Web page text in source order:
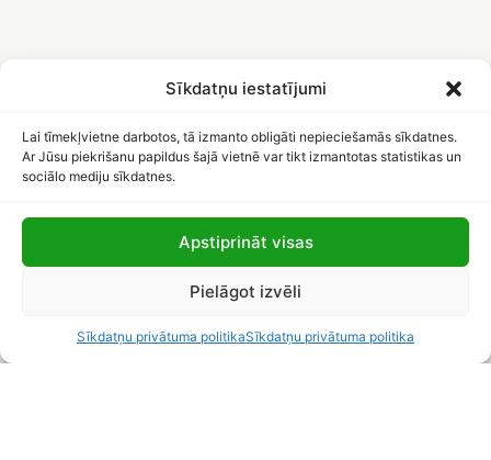
Sīkdatņu iestatījumi
Lai tīmekļvietne darbotos, tā izmanto obligāti nepieciešamās sīkdatnes.
Ar Jūsu piekrišanu papildus šajā vietnē var tikt izmantotas statistikas un
sociālo mediju sīkdatnes.
Apstiprināt visas
Pielāgot izvēli
Sīkdatņu privātuma politikaSīkdatņu privātuma politika